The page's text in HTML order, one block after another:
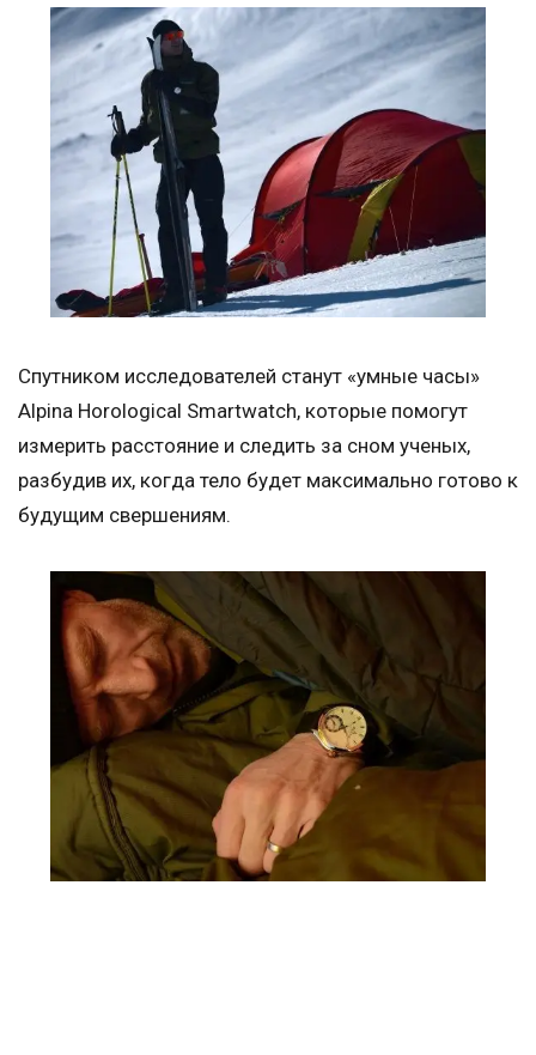
Спутником исследователей станут «умные часы»
Alpina Horological Smartwatch, которые помогут
измерить расстояние и следить за сном ученых,
разбудив их, когда тело будет максимально готово к
будущим свершениям.